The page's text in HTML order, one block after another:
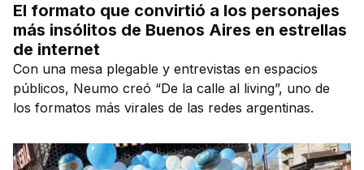
El formato que convirtió a los personajes
más insólitos de Buenos Aires en estrellas
de internet
Con una mesa plegable y entrevistas en espacios
públicos, Neumo creó “De la calle al living”, uno de
los formatos más virales de las redes argentinas.